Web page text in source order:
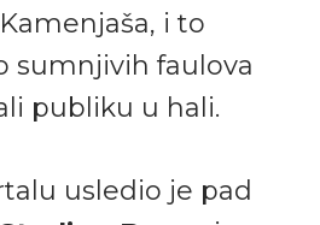
i to
sumnjivih faulova
publiku u hali.
usledio je pad